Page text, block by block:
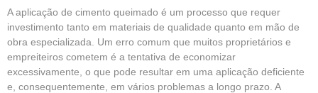
A aplicação de cimento queimado é um processo que requer
investimento tanto em materiais de qualidade quanto em mão de
obra especializada. Um erro comum que muitos proprietários e
empreiteiros cometem é a tentativa de economizar
excessivamente, o que pode resultar em uma aplicação deficiente
e, consequentemente, em vários problemas a longo prazo. A